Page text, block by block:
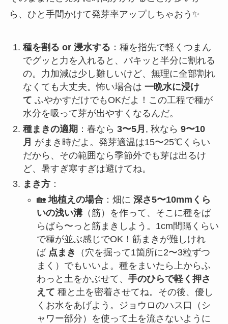
ら、ひと手間かけて発芽率アップしちゃおう✨
種を割る or 浸水する ：種を指先で軽くつまん
でグッと力を入れると、パキッと半分に割れる
の。力加減は少し難しいけど、無理に全部割れ
なくても大丈夫。怖い場合は 一晩水に浸け
て ふやかすだけでもOKだよ！この工程で種が
水分を吸って芽が出やすくなるんだ。
種まきの適期 ：春なら 3〜5月 , 秋なら 9〜10
月 がまき時だよ。発芽適温は15〜25℃くらい
だから、その範囲なら季節外でも芽は出るけ
ど、暑すぎ寒すぎは避けてね。
まき方：
🏡地植えの場合：畑に 深さ5〜10mmくら
いの浅い溝（筋）を作って、そこに種をぱ
らぱら〜っと筋まきしよう。1cm間隔くらい
で種が並ぶ感じでOK！筋まきが難しけれ
ば 点まき
（穴を掘って1箇所に2〜3粒ずつ
まく）でもいいよ。種をまいたら上からふ
わっと土をかぶせて、 手のひらで軽く押さ
えて 種と土を密着させてね。その後、優し
くお水をあげよう。ジョウロのハス口（シ
ャワー部分）を使って土を流さないように